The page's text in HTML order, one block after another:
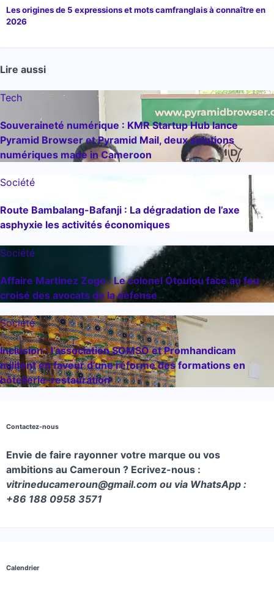
Les origines de 5 expressions et mots camfranglais à connaître en
2026
Lire aussi
Tech
Souveraineté numérique : KMR Startup Hub lance
Pyramid Browser et Pyramid Mail, deux solutions
numériques made in Cameroon
Société
Route Bambalang-Bafanji : La dégradation de l’axe
asphyxie les activités économiques
Société
Affaire Martinez Zogo : Le colonel Otoulou face au feu
croisé des avocats de la défense
Société
Inclusion : l’association SOMSO et Promhandicam
militent en faveur d’une réforme des formations en
hôtellerie-restauration
Contactez-nous
Envie de faire rayonner votre marque ou vos
ambitions au Cameroun ? Ecrivez-nous :
vitrineducameroun@gmail.com ou via WhatsApp :
+86 188 0958 3571
Calendrier